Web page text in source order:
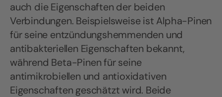
auch die Eigenschaften der beiden
Verbindungen. Beispielsweise ist Alpha-Pinen
für seine entzündungshemmenden und
antibakteriellen Eigenschaften bekannt,
während Beta-Pinen für seine
antimikrobiellen und antioxidativen
Eigenschaften geschätzt wird. Beide